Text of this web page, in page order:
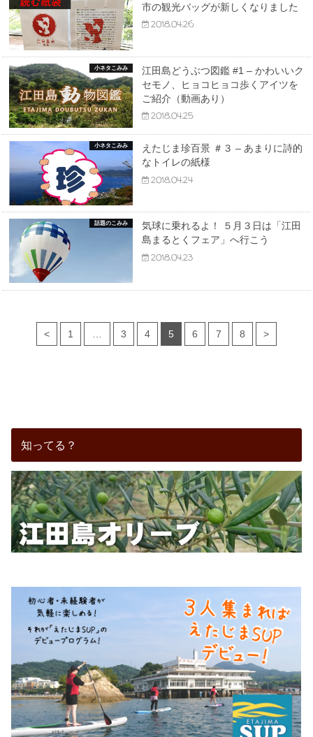
市の観光バッグが新しくなりました
2018.04.26
小ネタこみみ
江田島どうぶつ図鑑 #1 – かわいいク
セモノ、ヒョコヒョコ歩くアイツを
ご紹介（動画あり）
2018.04.25
小ネタこみみ
えたじま珍百景 ＃３ – あまりに詩的
なトイレの紙様
2018.04.24
話題のこみみ
気球に乗れるよ！ ５月３日は「江田
島まるとくフェア」へ行こう
2018.04.23
< 1 3 4 5 6 7 8 >
知ってる？